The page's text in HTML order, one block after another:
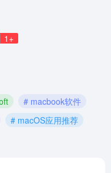
1+
# macbook软件
# macOS应用推荐